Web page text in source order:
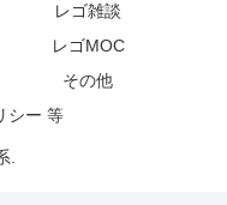
レゴ雑談
レゴMOC
その他
シー 等
.